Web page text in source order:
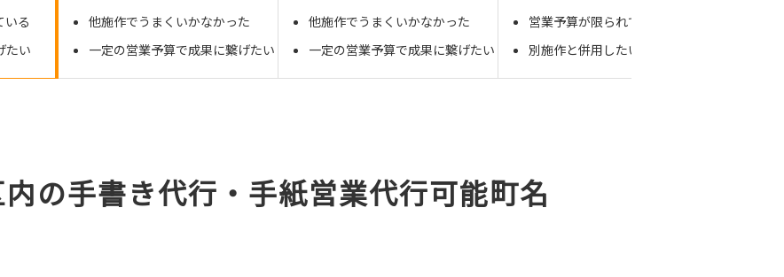
いる
たい
他施作でうまくいかなかった
一定の営業予算で成果に繋げたい
他施作でうまくいかなかった
一定の営業予算で成果に繋げたい
営業予算が限られている
別施作と併用したい
の手書き代行・手紙営業代行可能町名